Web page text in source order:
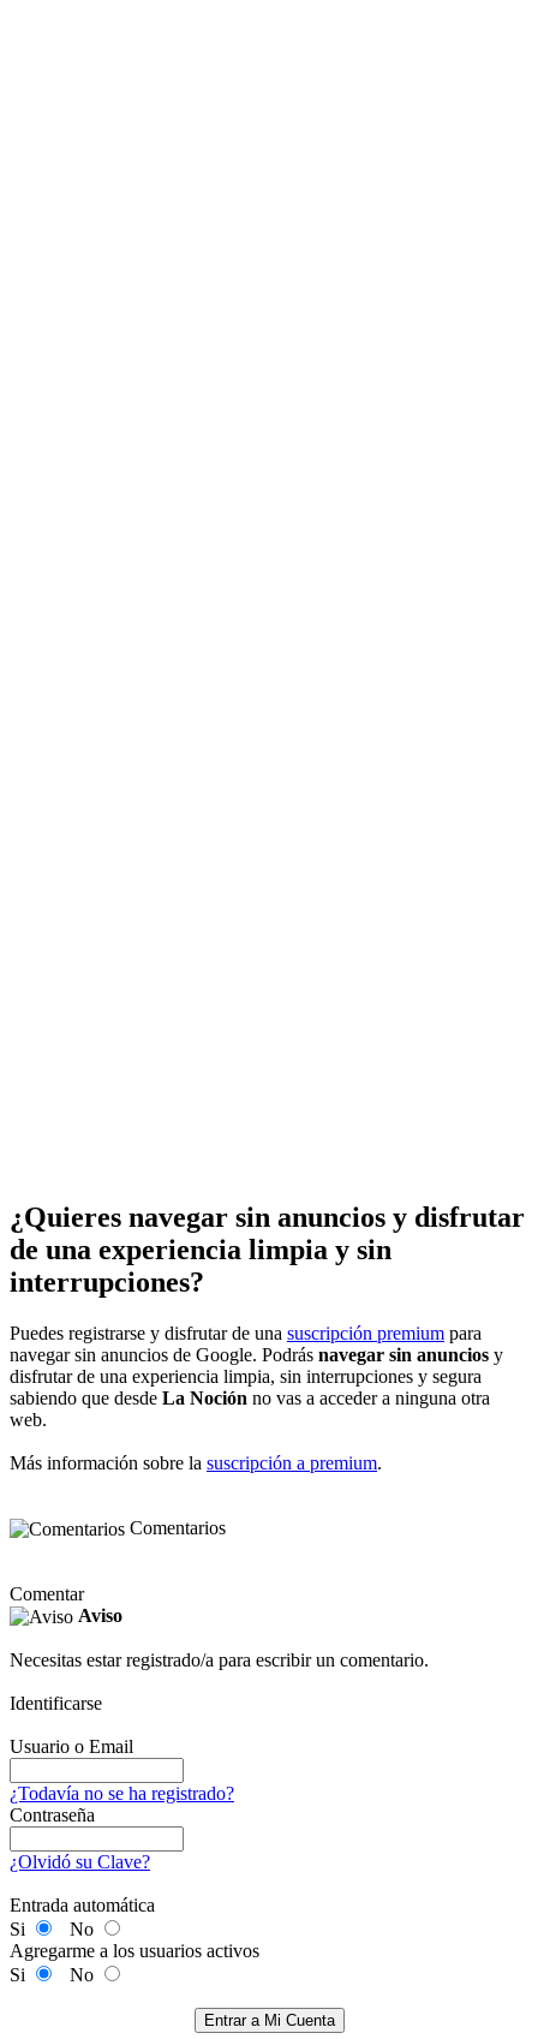
¿Quieres navegar sin anuncios y disfrutar
de una experiencia limpia y sin
interrupciones?
Puedes registrarse y disfrutar de una suscripción premium para
navegar sin anuncios de Google. Podrás navegar sin anuncios y
disfrutar de una experiencia limpia, sin interrupciones y segura
sabiendo que desde La Noción no vas a acceder a ninguna otra
web.
Más información sobre la suscripción a premium.
Comentarios
Comentar
Aviso
Necesitas estar registrado/a para escribir un comentario.
Identificarse
Usuario o Email
¿Todavía no se ha registrado?
Contraseña
¿Olvidó su Clave?
Entrada automática
Si
No
Agregarme a los usuarios activos
Si
No
Entrar a Mi Cuenta